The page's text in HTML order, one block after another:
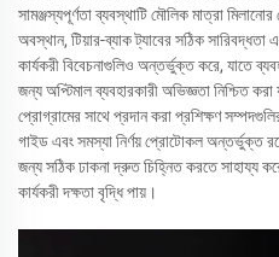
সামঞ্জস্যপূর্ণতা ব্যবস্থাটি মৌলিক মাত্রা
অবস্থান, টিয়ার-ব্যাক ট্যাবের সঠিক
কার্যকরী বিবেচনাগুলিও অন্তর্ভুক্ত করে, যাতে
জন্য অপ্টিমাল ব্যবহারকারী অভিজ্ঞতা নিশ্চিত
প্রোগ্রামের সাথে প্রদান করা প্রশিক্ষণ সম্পদগুলির
গাইড এবং সমস্যা নির্ণয় প্রোটোকল অন্তর্ভুক্ত
জন্য সঠিক ঢাকনা দ্রুত চিহ্নিত করতে সাহায্য
কার্যকরী দক্ষতা বৃদ্ধি পায়।